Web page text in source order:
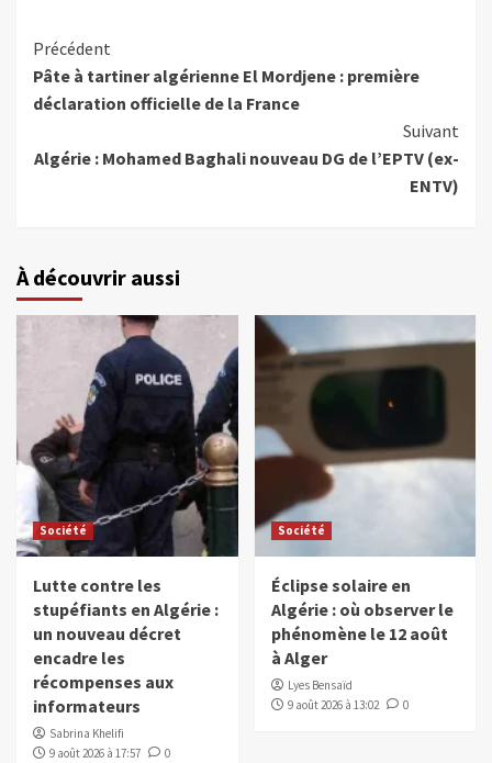
Précédent
Pâte à tartiner algérienne El Mordjene : première
déclaration officielle de la France
Suivant
Algérie : Mohamed Baghali nouveau DG de l’EPTV (ex-
ENTV)
À découvrir aussi
Société
Lutte contre les
stupéfiants en Algérie :
un nouveau décret
encadre les
récompenses aux
informateurs
Sabrina Khelifi
9 août 2026 à 17:57
0
Société
Éclipse solaire en
Algérie : où observer le
phénomène le 12 août
à Alger
Lyes Bensaïd
9 août 2026 à 13:02
0